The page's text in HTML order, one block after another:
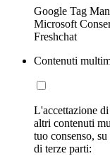
Google Tag
Microsoft
Freshchat
Contenuti
L'accettazione
altri contenuti
tuo consenso,
di terze parti: